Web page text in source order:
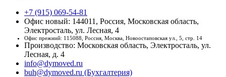
+7 (915) 069-54-81
Офис новый: 144011, Россия, Московская область,
Электросталь, ул. Лесная, 4
Офис прежний: 115088, Россия, Москва, Новоостаповская ул., 5, стр. 14
Производство: Московская область, Электросталь, ул.
Лесная, д. 4
info@dymoved.ru
buh@dymoved.ru (Бухгалтерия)